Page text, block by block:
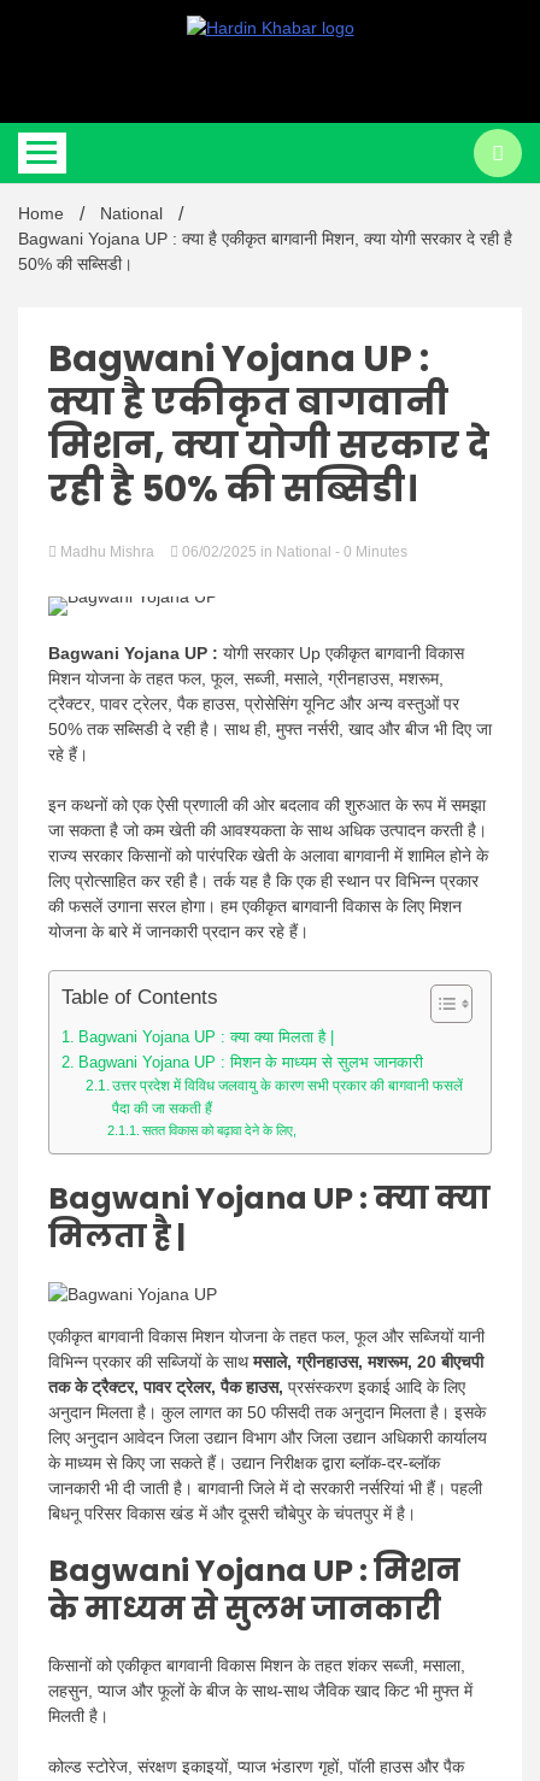
Hardin
Khabar |
Hindi
news |
Latest
Hindi
News
Home
National
Bagwani Yojana UP : क्या है एकीकृत बागवानी मिशन, क्या योगी सरकार दे रही है
50% की सब्सिडी।
Bagwani Yojana UP :
क्या है एकीकृत बागवानी
मिशन, क्या योगी सरकार दे
रही है 50% की सब्सिडी।
Madhu Mishra 06/02/2025 in National - 0 Minutes
Bagwani Yojana UP : योगी सरकार Up एकीकृत बागवानी विकास
मिशन योजना के तहत फल, फूल, सब्जी, मसाले, ग्रीनहाउस, मशरूम,
ट्रैक्टर, पावर ट्रेलर, पैक हाउस, प्रोसेसिंग यूनिट और अन्य वस्तुओं पर
50% तक सब्सिडी दे रही है। साथ ही, मुफ्त नर्सरी, खाद और बीज भी दिए जा
रहे हैं।
इन कथनों को एक ऐसी प्रणाली की ओर बदलाव की शुरुआत के रूप में समझा
जा सकता है जो कम खेती की आवश्यकता के साथ अधिक उत्पादन करती है।
राज्य सरकार किसानों को पारंपरिक खेती के अलावा बागवानी में शामिल होने के
लिए प्रोत्साहित कर रही है। तर्क यह है कि एक ही स्थान पर विभिन्न प्रकार
की फसलें उगाना सरल होगा। हम एकीकृत बागवानी विकास के लिए मिशन
योजना के बारे में जानकारी प्रदान कर रहे हैं।
Table of Contents
Bagwani Yojana UP : क्या क्या मिलता है |
Bagwani Yojana UP : मिशन के माध्यम से सुलभ जानकारी
उत्तर प्रदेश में विविध जलवायु के कारण सभी प्रकार की बागवानी फसलें
पैदा की जा सकती हैं
सतत विकास को बढ़ावा देने के लिए,
Bagwani Yojana UP : क्या क्या
मिलता है |
एकीकृत बागवानी विकास मिशन योजना के तहत फल, फूल और सब्जियों यानी
विभिन्न प्रकार की सब्जियों के साथमसाले, ग्रीनहाउस, मशरूम, 20 बीएचपी
तक के ट्रैक्टर, पावर ट्रेलर, पैक हाउस, प्रसंस्करण इकाई आदि के लिए
अनुदान मिलता है। कुल लागत का 50 फीसदी तक अनुदान मिलता है। इसके
लिए अनुदान आवेदन जिला उद्यान विभाग और जिला उद्यान अधिकारी कार्यालय
के माध्यम से किए जा सकते हैं। उद्यान निरीक्षक द्वारा ब्लॉक-दर-ब्लॉक
जानकारी भी दी जाती है। बागवानी जिले में दो सरकारी नर्सरियां भी हैं। पहली
बिधनू परिसर विकास खंड में और दूसरी चौबेपुर के चंपतपुर में है।
Bagwani Yojana UP : मिशन
के माध्यम से सुलभ जानकारी
किसानों को एकीकृत बागवानी विकास मिशन के तहत शंकर सब्जी, मसाला,
लहसुन, प्याज और फूलों के बीज के साथ-साथ जैविक खाद किट भी मुफ्त में
मिलती है।
कोल्ड स्टोरेज, संरक्षण इकाइयों, प्याज भंडारण गृहों, पॉली हाउस और पैक